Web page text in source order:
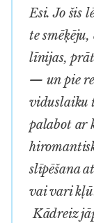
Esi. Jo šis
te
līnijas,
— un pie
viduslaiku
palabot ar
slīpēšana
vai vari
Kādreiz